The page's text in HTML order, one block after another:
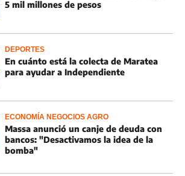
5 mil millones de pesos
DEPORTES
En cuánto está la colecta de Maratea
para ayudar a Independiente
ECONOMÍA NEGOCIOS AGRO
Massa anunció un canje de deuda con
bancos: "Desactivamos la idea de la
bomba"